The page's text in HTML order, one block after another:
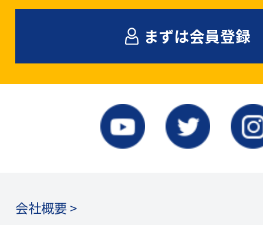
会社概要 >
まずは会員登録